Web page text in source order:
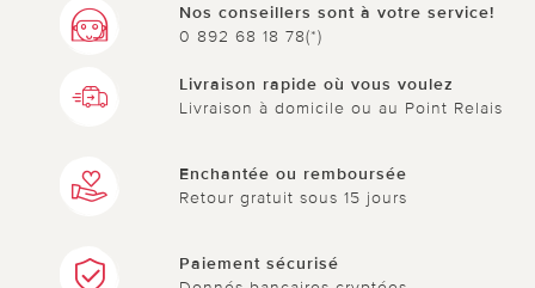
Nos conseillers sont à votre service!
0 892 68 18 78(*)
Livraison rapide où vous voulez
Livraison à domicile ou au Point Relais
Enchantée ou remboursée
Retour gratuit sous 15 jours
Paiement sécurisé